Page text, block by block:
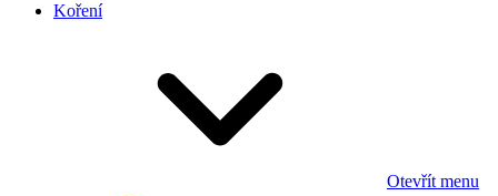
Koření
Otevřít menu